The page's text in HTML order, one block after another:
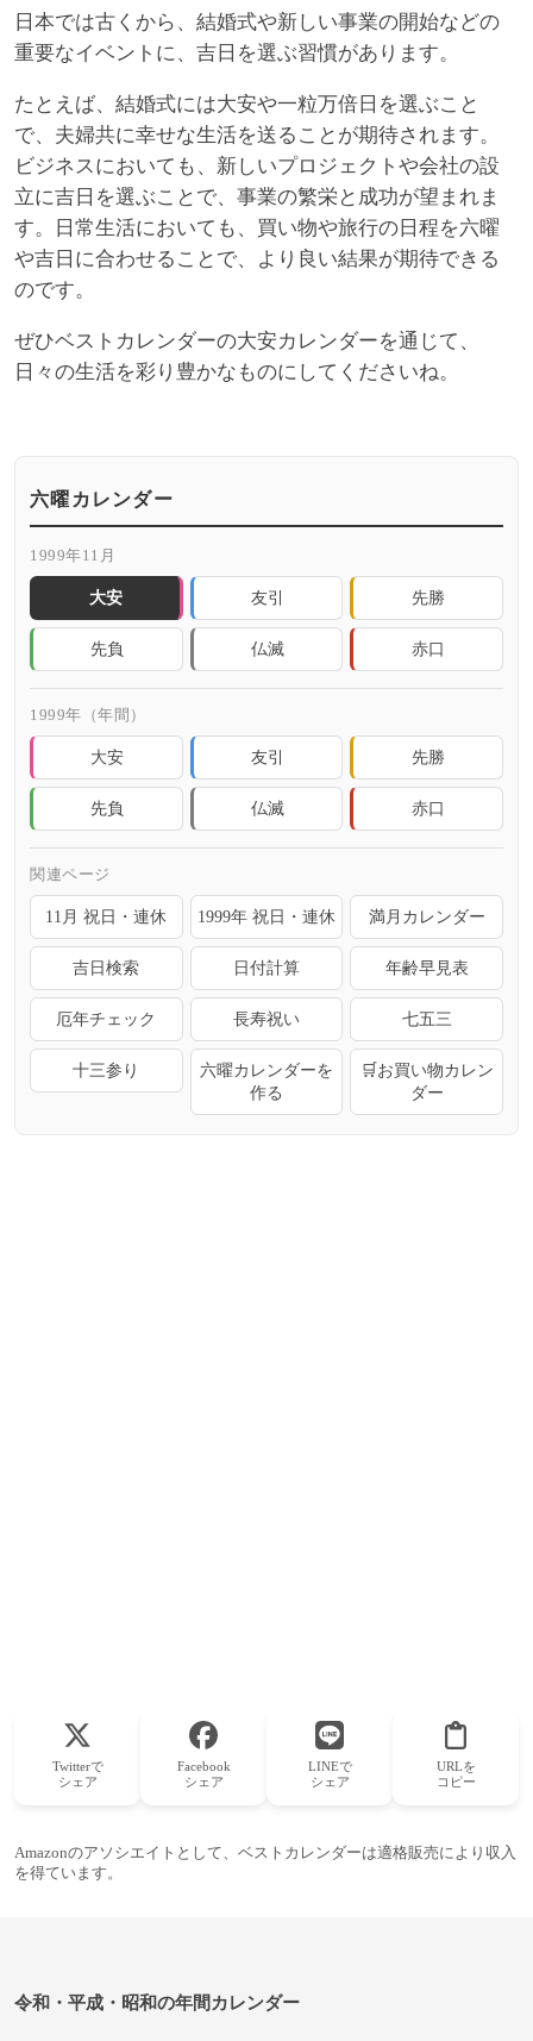
日本では古くから、結婚式や新しい事業の開始などの
重要なイベントに、吉日を選ぶ習慣があります。
たとえば、結婚式には大安や一粒万倍日を選ぶこと
で、夫婦共に幸せな生活を送ることが期待されます。
ビジネスにおいても、新しいプロジェクトや会社の設
立に吉日を選ぶことで、事業の繁栄と成功が望まれま
す。日常生活においても、買い物や旅行の日程を六曜
や吉日に合わせることで、より良い結果が期待できる
のです。
ぜひベストカレンダーの大安カレンダーを通じて、
日々の生活を彩り豊かなものにしてくださいね。
六曜カレンダー
1999年11月
大安 友引 先勝
先負 仏滅 赤口
1999年（年間）
大安 友引 先勝
先負 仏滅 赤口
関連ページ
11月 祝日・連休 1999年 祝日・連休 満月カレンダー
吉日検索 日付計算 年齢早見表
厄年チェック 長寿祝い 七五三
十三参り
六曜カレンダーを
作る
🛒お買い物カレン
ダー
Twitterで
シェア
Facebook
シェア
LINEで
シェア
URLを
コピー
Amazonのアソシエイトとして、ベストカレンダーは適格販売により収入
を得ています。
令和・平成・昭和の年間カレンダー